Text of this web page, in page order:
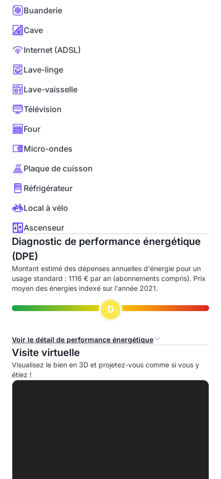
Buanderie
Cave
Internet (ADSL)
Lave-linge
Lave-vaisselle
Télévision
Four
Micro-ondes
Plaque de cuisson
Réfrigérateur
Local à vélo
Ascenseur
Diagnostic de performance énergétique
(DPE)
Montant estimé des dépenses annuelles d'énergie pour un
usage standard : 1116 € par an (abonnements compris). Prix
moyen des énergies indexé sur l'année 2021.
D
Voir le détail de performance énergétique
Consommation d'énergie primaire (CEP)
A
Visite virtuelle
Visualisez le bien en 3D et projetez-vous comme si vous y
étiez !